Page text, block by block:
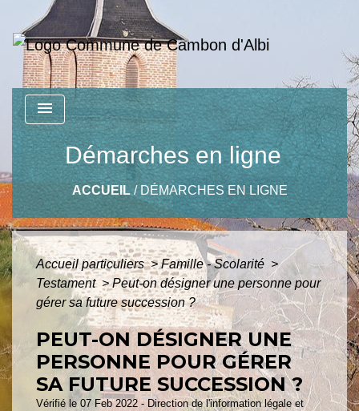
menu
Démarches en ligne
ACCUEIL/DÉMARCHES EN LIGNE
Accueil particuliers> Famille - Scolarité >
Testament > Peut-on désigner une personne pour
gérer sa future succession ?
PEUT-ON DÉSIGNER UNE
PERSONNE POUR GÉRER
SA FUTURE SUCCESSION ?
Vérifié le 07 Feb 2022 - Direction de l'information légale et